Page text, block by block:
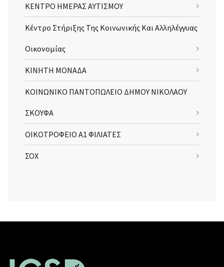
ΚΕΝΤΡΟ ΗΜΕΡΑΣ ΑΥΤΙΣΜΟΥ
Κέντρο Στήριξης Της Κοινωνικής Και Αλληλέγγυας
Οικονομίας
ΚΙΝΗΤΗ ΜΟΝΑΔΑ
ΚΟΙΝΩΝΙΚΟ ΠΑΝΤΟΠΩΛΕΙΟ ΔΗΜΟΥ ΝΙΚΟΛΑΟΥ
ΣΚΟΥΦΑ
ΟΙΚΟΤΡΟΦΕΙΟ Α1 ΦΙΛΙΑΤΕΣ
ΣΟΧ